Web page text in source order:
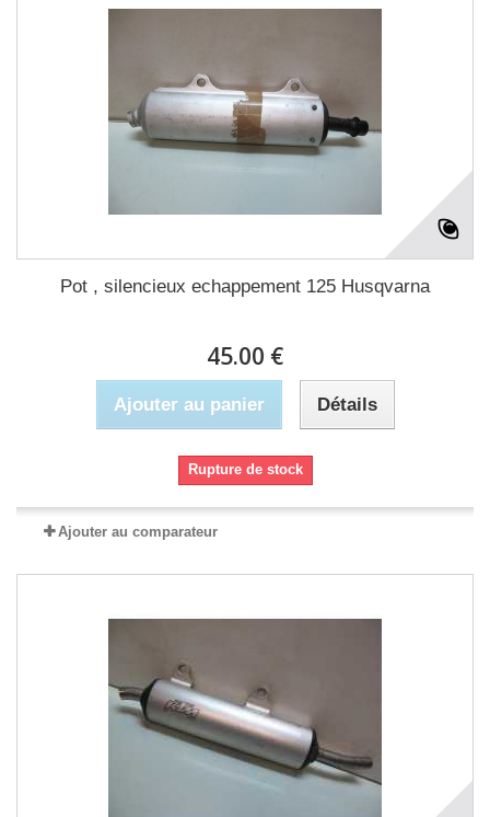
Pot , silencieux echappement 125 Husqvarna
45.00 €
Ajouter au panier Détails
Rupture de stock
Ajouter au comparateur